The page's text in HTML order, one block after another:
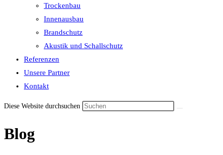
Trockenbau
Innenausbau
Brandschutz
Akustik und Schallschutz
Referenzen
Unsere Partner
Kontakt
Diese Website durchsuchen
Blog